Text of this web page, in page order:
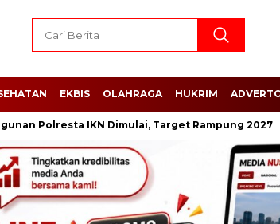
EKBIS OLAHRAGA HUKRIM
IKN Dimulai, Target Rampung 2027